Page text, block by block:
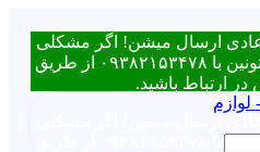
ارسال میشن! اگر مشکلی
در ثبت سفارش داشتین، میتونین با ۰۹۳۸۲۱۵۳۴۷۸ از طریق
در ارتباط باشید.
ارسال میشن! اگر مشکلی